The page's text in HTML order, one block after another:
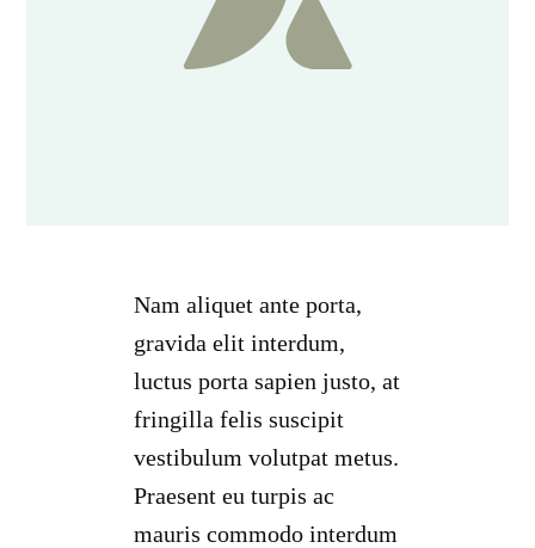
Nam aliquet ante porta,
gravida elit interdum,
luctus porta sapien justo, at
fringilla felis suscipit
vestibulum volutpat metus.
Praesent eu turpis ac
mauris commodo interdum